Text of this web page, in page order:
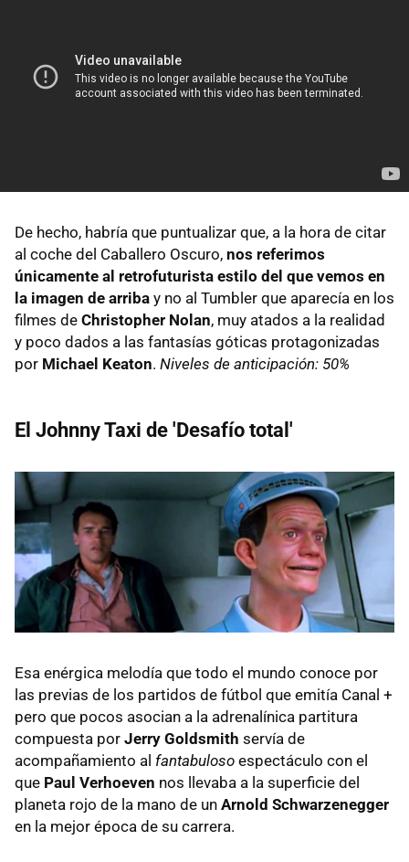
De hecho, habría que puntualizar que, a la hora de citar
al coche del Caballero Oscuro, nos referimos
únicamente al retrofuturista estilo del que vemos en
la imagen de arriba y no al Tumbler que aparecía en los
filmes de Christopher Nolan, muy atados a la realidad
y poco dados a las fantasías góticas protagonizadas
por Michael Keaton. Niveles de anticipación: 50%
El Johnny Taxi de 'Desafío total'
Esa enérgica melodía que todo el mundo conoce por
las previas de los partidos de fútbol que emitía Canal +
pero que pocos asocian a la adrenalínica partitura
compuesta por Jerry Goldsmith servía de
acompañamiento al fantabuloso espectáculo con el
que Paul Verhoeven nos llevaba a la superficie del
planeta rojo de la mano de un Arnold Schwarzenegger
en la mejor época de su carrera.